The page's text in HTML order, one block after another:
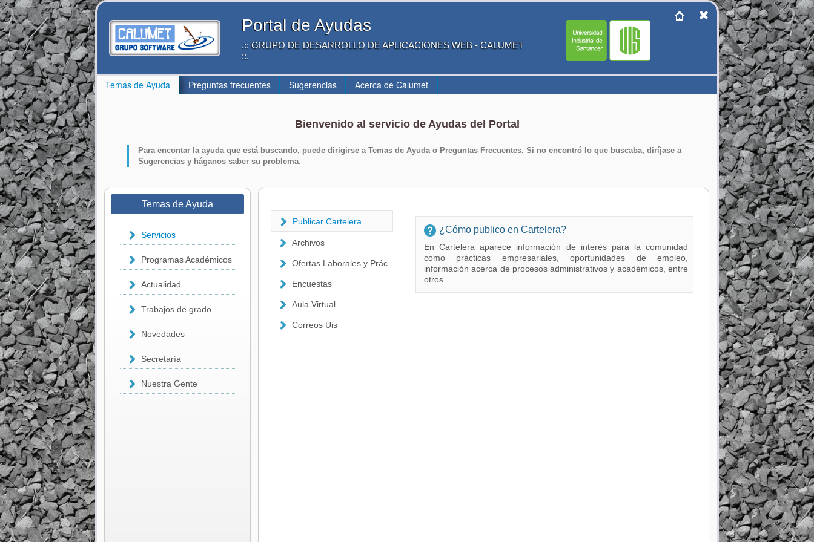
Portal de Ayudas
.:: GRUPO DE DESARROLLO DE APLICACIONES WEB - CALUMET
::.
Temas de Ayuda Preguntas frecuentes Sugerencias Acerca de Calumet
Bienvenido al servicio de Ayudas del Portal
Para encontar la ayuda que está buscando, puede dirigirse a Temas de Ayudao Preguntas Frecuentes. Si no encontró lo que buscaba, diríjase a
Sugerencias y háganos saber su problema.